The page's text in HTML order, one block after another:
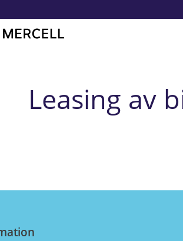
Leasing av